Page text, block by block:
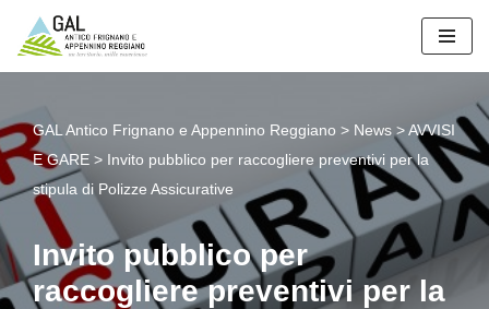
Vai
contenuto
GAL Antico Frignano e Appennino Reggiano > News >AVVISI
E GARE > Invito pubblico per raccogliere preventivi per la
stipula di Polizze Assicurative
Invito pubblico per
raccogliere preventivi per la